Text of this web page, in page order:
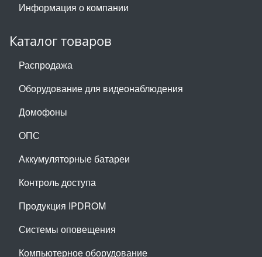
Информация о компании
Каталог товаров
Распродажа
Оборудование для видеонаблюдения
Домофоны
ОПС
Аккумуляторные батареи
Контроль доступа
Продукция IPDROM
Системы оповещения
Компьютерное оборудование